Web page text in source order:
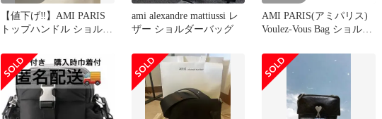
【値下げ‼︎】AMI PARIS
トップハンドル ショルダ
ami alexandre mattiussi レ
ザー ショルダーバッグ
AMI PARIS(アミパリス)
Voulez-Vous Bag ショルダ
ザー ULL163.AL0052 ブ
ラック 現行品